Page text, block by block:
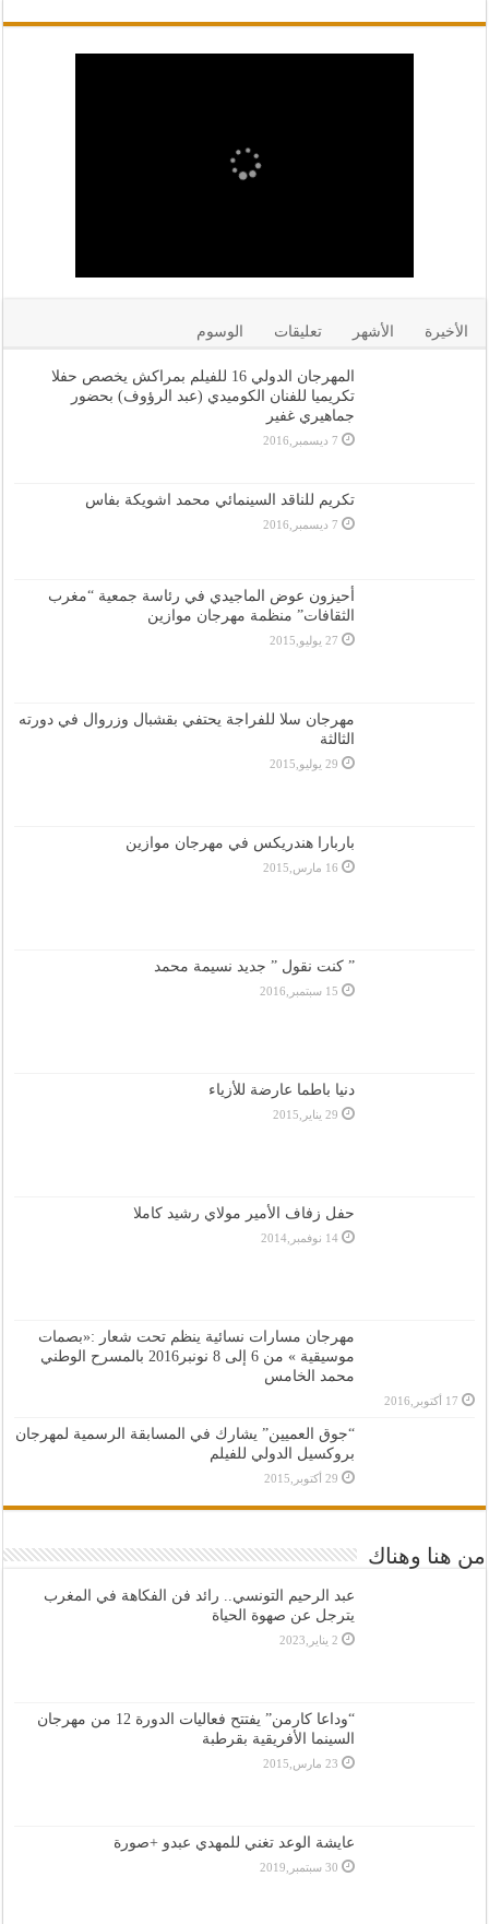
الأخيرة الأشهر تعليقات الوسوم
المهرجان الدولي 16 للفيلم بمراكش يخصص حفلا
تكريميا للفنان الكوميدي (عبد الرؤوف) بحضور
جماهيري غفير
7 ديسمبر,2016
تكريم للناقد السينمائي محمد اشويكة بفاس
7 ديسمبر,2016
أحيزون عوض الماجيدي في رئاسة جمعية “مغرب
الثقافات” منظمة مهرجان موازين
27 يوليو,2015
مهرجان سلا للفراجة يحتفي بقشبال وزروال في دورته
الثالثة
29 يوليو,2015
باربارا هندريكس في مهرجان موازين
16 مارس,2015
” كنت نقول ” جديد نسيمة محمد
15 سبتمبر,2016
دنيا باطما عارضة للأزياء
29 يناير,2015
حفل زفاف الأمير مولاي رشيد كاملا
14 نوفمبر,2014
مهرجان مسارات نسائية ينظم تحت شعار :«بصمات
موسيقية » من 6 إلى 8 نونبر2016 بالمسرح الوطني
محمد الخامس
17 أكتوبر,2016
“جوق العميين” يشارك في المسابقة الرسمية لمهرجان
بروكسيل الدولي للفيلم
29 أكتوبر,2015
من هنا وهناك
عبد الرحيم التونسي.. رائد فن الفكاهة في المغرب
يترجل عن صهوة الحياة
2 يناير,2023
“وداعا كارمن” يفتتح فعاليات الدورة 12 من مهرجان
السينما الأفريقية بقرطبة
23 مارس,2015
عايشة الوعد تغني للمهدي عبدو +صورة
30 سبتمبر,2019